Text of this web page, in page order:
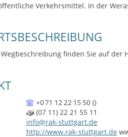
Verkehrsmittel. In der
finden Sie auf der
+071 1222 15 50 ()
(07 11) 22 21 55 11
info@rak-stuttgart.de
http://www.rak-stuttgart.de